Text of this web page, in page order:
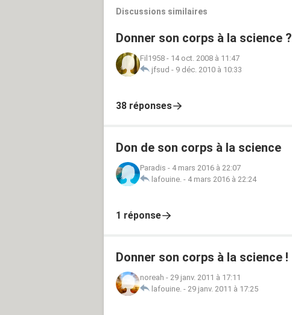
Discussions similaires
Donner son corps à la science ?
Fil1958 - 14 oct. 2008 à 11:47
jfsud - 9 déc. 2010 à 10:33
38 réponses
Don de son corps à la science
Paradis - 4 mars 2016 à 22:07
lafouine. - 4 mars 2016 à 22:24
1 réponse
Donner son corps à la science !
noreah - 29 janv. 2011 à 17:11
lafouine. - 29 janv. 2011 à 17:25